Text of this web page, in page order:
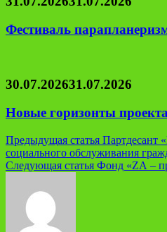
Фестиваль
30.07.202631.07.2026
Новые горизонты
Навигация
по
Предыдущая статья Партдесант
социального обслуживания
Следующая статья Фонд «ZА –